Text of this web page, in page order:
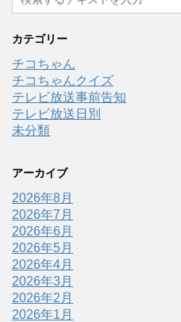
カテゴリー
チコちゃん
チコちゃんクイズ
テレビ放送事前告知
テレビ放送日別
未分類
アーカイブ
2026年8月
2026年7月
2026年6月
2026年5月
2026年4月
2026年3月
2026年2月
2026年1月